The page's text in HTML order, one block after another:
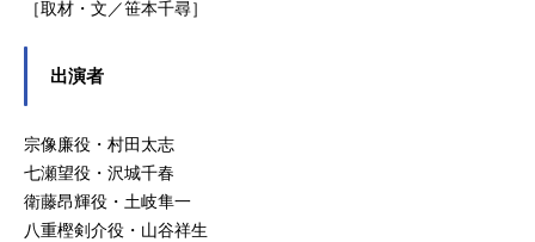
［取材・文／笹本千尋］
出演者
宗像廉役・村田太志
七瀬望役・沢城千春
衛藤昂輝役・土岐隼一
八重樫剣介役・山谷祥生